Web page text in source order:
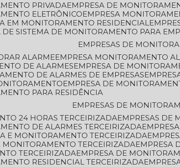
PRIVADA
EMPRESA DE
ELETRÔNICO
EMPRESA
EM MONITORAMENTO RESIDENCIAL
DE SISTEMA DE MONITORAMENTO PARA
EMPRESAS DE
ALARME
EMPRESA MONITORAMENTO
DE ALARMES
EMPRESA DE
DE ALARMES DE EMPRESAS
EMPRESA DE
PARA RESIDÊNCIA
EMPRESAS DE
24 HORAS TERCEIRIZADA
EMPRESAS
DE ALARMES TERCEIRIZADA
E MONITORAMENTO TERCEIRIZADA
MONITORAMENTO TERCEIRIZADA
TERCEIRIZADA
EMPRESA DE
RESIDENCIAL TERCEIRIZADA